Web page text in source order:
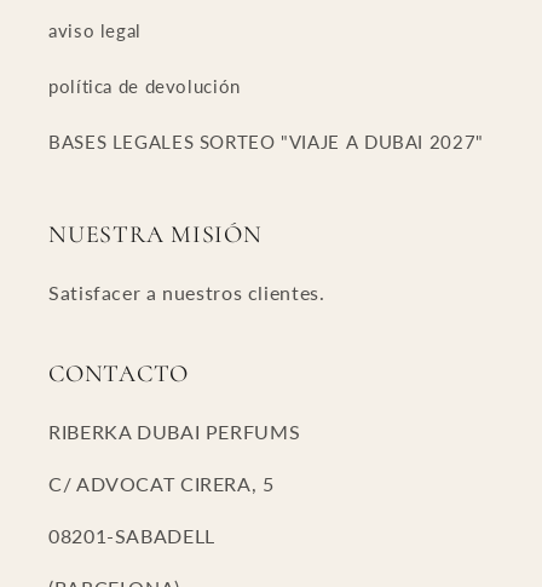
aviso legal
política de devolución
BASES LEGALES SORTEO "VIAJE A DUBAI 2027"
NUESTRA MISIÓN
Satisfacer a nuestros clientes.
CONTACTO
RIBERKA DUBAI PERFUMS
C/ ADVOCAT CIRERA, 5
08201-SABADELL